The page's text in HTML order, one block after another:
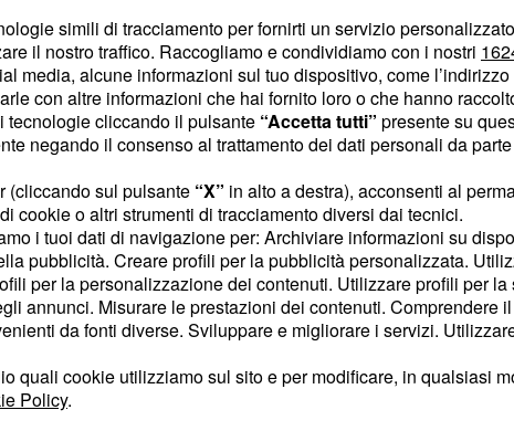
affinchè le
al meglio. La prima parte
da affrontare per voi, ma in
per la giornata di sabato 9
comunque, alcune
ansiosi. Se sietetroppo
risentirne. Molto spesso,
simili di tracciamento per fornirti un servizio
il nostro traffico. Raccogliamo e condividiamo con i nostri
media, alcune informazioni sul tuo dispositivo, come
con altre informazioni che hai fornito loro o che hanno
tecnologie cliccando il pulsante “Accetta tutti” presente su
negando il consenso al trattamento dei dati personali da
(cliccando sul pulsante “X” in alto a destra), acconsenti al
cookie o altri strumenti di tracciamento diversi dai tecnici.
i tuoi dati di navigazione per: Archiviare informazioni su
pubblicità. Creare profili per la pubblicità personalizzata.
per la personalizzazione dei contenuti. Utilizzare profili per
annunci. Misurare le prestazioni dei contenuti. Comprendere
da fonti diverse. Sviluppare e migliorare i servizi.
quali cookie utilizziamo sul sito e per modificare, in qualsiasi
Policy.